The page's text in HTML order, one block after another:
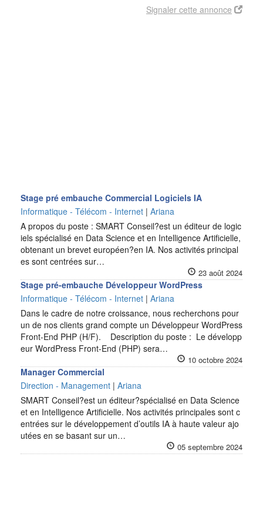
Signaler cette annonce
Stage pré embauche Commercial Logiciels IA
Informatique - Télécom - Internet | Ariana
A propos du poste : SMART Conseil?est un éditeur de logic
iels spécialisé en Data Science et en Intelligence Artificielle,
obtenant un brevet européen?en IA. Nos activités principal
es sont centrées sur…
23 août 2024
Stage pré-embauche Développeur WordPress
Informatique - Télécom - Internet | Ariana
Dans le cadre de notre croissance, nous recherchons pour
un de nos clients grand compte un Développeur WordPress
Front-End PHP (H/F). Description du poste : Le développ
eur WordPress Front-End (PHP) sera…
10 octobre 2024
Manager Commercial
Direction - Management | Ariana
SMART Conseil?est un éditeur?spécialisé en Data Science
et en Intelligence Artificielle. Nos activités principales sont c
entrées sur le développement d’outils IA à haute valeur ajo
utées en se basant sur un…
05 septembre 2024